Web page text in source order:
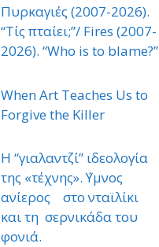
Πυρκαγιές (2007-2026).
“Τίς πταίει;”/ Fires (2007-
2026). “Who is to blame?”
When Art Teaches Us to
Forgive the Killer
Η “γιαλαντζί” ιδεολογία
της «τέχνης». ΄Υμνος
ανίερος στο νταϊλίκι
και τη σερνικάδα του
φονιά.